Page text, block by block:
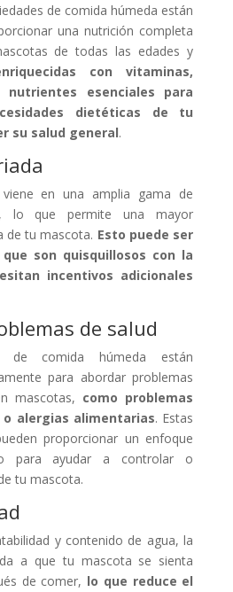
de comida húmeda están
una nutrición completa
de todas las edades y
con vitaminas,
esenciales para
dietéticas de tu
su salud general.
en una amplia gama de
lo que permite una mayor
de tu mascota. Esto puede ser
son quisquillosos con la
incentivos adicionales
de salud
de comida húmeda están
para abordar problemas
mascotas, como problemas
o alergias alimentarias. Estas
proporcionar un enfoque
para ayudar a controlar o
tu mascota.
y contenido de agua, la
a que tu mascota se sienta
de comer, lo que reduce el